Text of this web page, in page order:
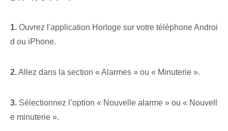
1. Ouvrez l'application Horloge sur votre téléphone Androi
d ou iPhone.
2.Allez dans la section « Alarmes » ou « Minuterie ».
3. Sélectionnez l’option « Nouvelle alarme » ou « Nouvell
e minuterie ».